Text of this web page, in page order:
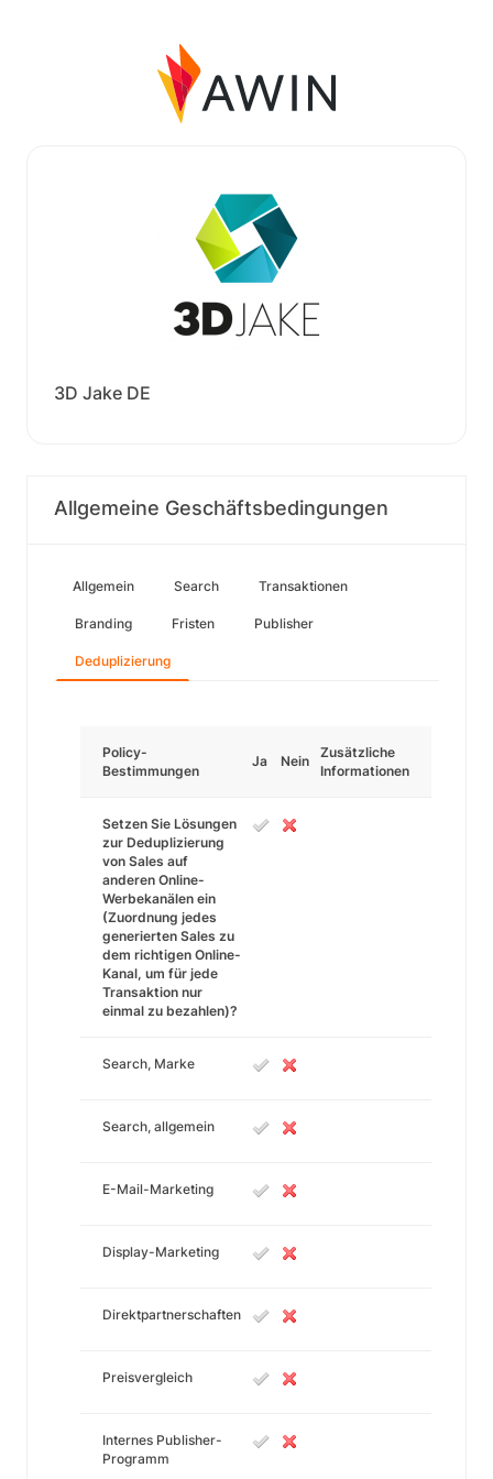
3D Jake DE
Allgemeine Geschäftsbedingungen
Allgemein Search Transaktionen
Branding Fristen Publisher
Deduplizierung
Policy-
Bestimmungen
Ja Nein
Zusätzliche
Informationen
Setzen Sie Lösungen
zur Deduplizierung
von Sales auf
anderen Online-
Werbekanälen ein
(Zuordnung jedes
generierten Sales zu
dem richtigen Online-
Kanal, um für jede
Transaktion nur
einmal zu bezahlen)?
Search, Marke
Search, allgemein
E-Mail-Marketing
Display-Marketing
Direktpartnerschaften
Preisvergleich
Internes Publisher-
Programm